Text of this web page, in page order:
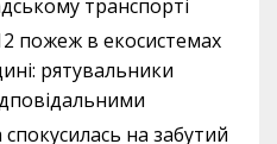
транспорті
пожеж в екосистемах
рятувальники
на забутий